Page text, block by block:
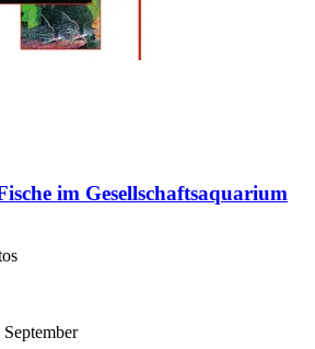
im Gesellschaftsaquarium